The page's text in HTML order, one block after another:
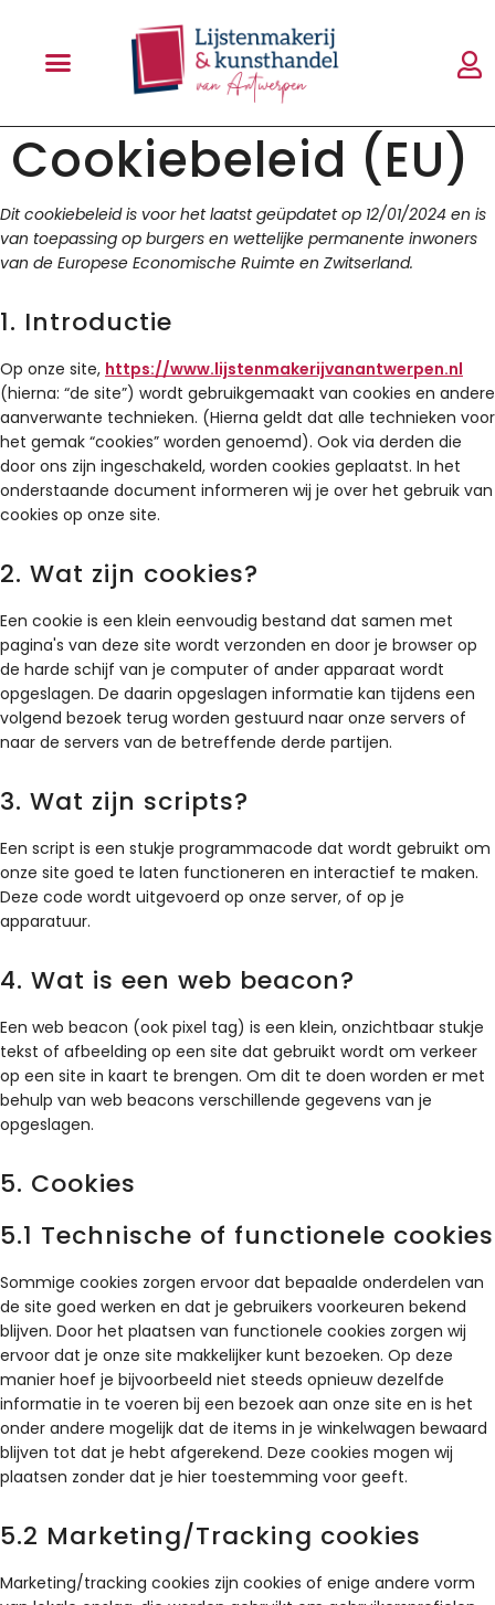
Cookiebeleid (EU)
Dit cookiebeleid is voor het laatst geüpdatet op 12/01/2024 en is
van toepassing op burgers en wettelijke permanente inwoners
van de Europese Economische Ruimte en Zwitserland.
1. Introductie
Op onze site, https://www.lijstenmakerijvanantwerpen.nl
(hierna: “de site”) wordt gebruikgemaakt van cookies en andere
aanverwante technieken. (Hierna geldt dat alle technieken voor
het gemak “cookies” worden genoemd). Ook via derden die
door ons zijn ingeschakeld, worden cookies geplaatst. In het
onderstaande document informeren wij je over het gebruik van
cookies op onze site.
2. Wat zijn cookies?
Een cookie is een klein eenvoudig bestand dat samen met
pagina's van deze site wordt verzonden en door je browser op
de harde schijf van je computer of ander apparaat wordt
opgeslagen. De daarin opgeslagen informatie kan tijdens een
volgend bezoek terug worden gestuurd naar onze servers of
naar de servers van de betreffende derde partijen.
3. Wat zijn scripts?
Een script is een stukje programmacode dat wordt gebruikt om
onze site goed te laten functioneren en interactief te maken.
Deze code wordt uitgevoerd op onze server, of op je
apparatuur.
4. Wat is een web beacon?
Een web beacon (ook pixel tag) is een klein, onzichtbaar stukje
tekst of afbeelding op een site dat gebruikt wordt om verkeer
op een site in kaart te brengen. Om dit te doen worden er met
behulp van web beacons verschillende gegevens van je
opgeslagen.
5. Cookies
5.1 Technische of functionele cookies
Sommige cookies zorgen ervoor dat bepaalde onderdelen van
de site goed werken en dat je gebruikers voorkeuren bekend
blijven. Door het plaatsen van functionele cookies zorgen wij
ervoor dat je onze site makkelijker kunt bezoeken. Op deze
manier hoef je bijvoorbeeld niet steeds opnieuw dezelfde
informatie in te voeren bij een bezoek aan onze site en is het
onder andere mogelijk dat de items in je winkelwagen bewaard
blijven tot dat je hebt afgerekend. Deze cookies mogen wij
plaatsen zonder dat je hier toestemming voor geeft.
5.2 Marketing/Tracking cookies
Marketing/tracking cookies zijn cookies of enige andere vorm